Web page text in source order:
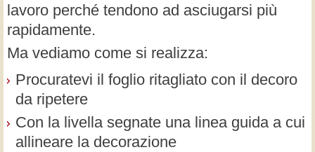
lavoro perché tendono ad asciugarsi più
rapidamente.
Ma vediamo come si realizza:
Procuratevi il foglio ritagliato con il decoro
da ripetere
Con la livella segnate una linea guida a cui
allineare la decorazione